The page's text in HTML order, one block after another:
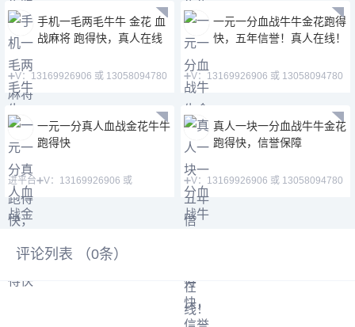
手机一毛两毛牛牛 金花 血
战麻将 跑得快，真人在线
➕V：13169926906 或 13058094780
QQ:3122617673 金
一元一分血战牛牛金花跑得
快，五年信誉！真人在线！
➕V：13169926906 或 13058094780
QQ:3122617673 主
一元一分真人血战金花牛牛
跑得快
进平台➕V：13169926906 或
真人一块一分血战牛牛金花
跑得快，信誉保障
➕V：13169926906 或 13058094780
QQ:3122617673 玩
评论列表 （0条）